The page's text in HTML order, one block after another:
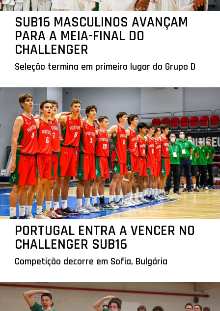
SUB16 MASCULINOS AVANÇAM
PARA A MEIA-FINAL DO
CHALLENGER
Seleção termina em primeiro lugar do Grupo D
PORTUGAL ENTRA A VENCER NO
CHALLENGER SUB16
Competição decorre em Sofia, Bulgária